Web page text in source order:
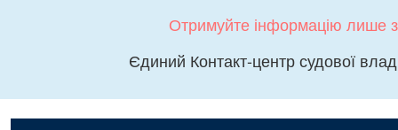
Отримуйте інформацію лише
Єдиний Контакт-центр судової